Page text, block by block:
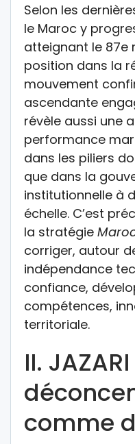
Selon les
le Maroc y
atteignant le 87e
position dans la
mouvement
ascendante
révèle aussi une
performance
dans les piliers
que dans la
institutionnelle à
échelle. C’est
la stratégie
corriger, autour
indépendance
confiance,
compétences,
territoriale.
II.
comme